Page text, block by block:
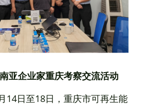
亚企业家重庆考察交流活动
14日至18日，重庆市可再生能